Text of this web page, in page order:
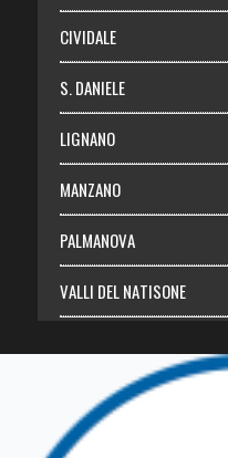
CIVIDALE
S. DANIELE
LIGNANO
MANZANO
PALMANOVA
VALLI DEL NATISONE
TRICESIMO
TARCENTO